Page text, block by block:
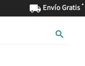
 Envío Gratis *
